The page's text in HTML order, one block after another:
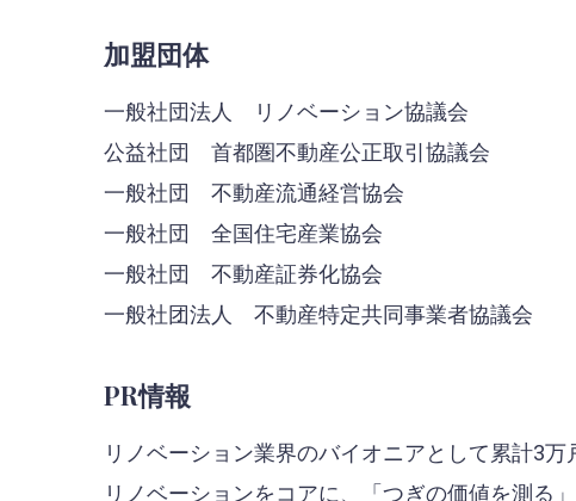
加盟団体
一般社団法人 リノベーション協議会
公益社団 首都圏不動産公正取引協議会
一般社団 不動産流通経営協会
一般社団 全国住宅産業協会
一般社団 不動産証券化協会
一般社团法人 不動産特定共同事業者協議会
PR情報
リノベーション業界のバイオニアとして累計3
リノベーションをコアに、「つぎの価値を測る